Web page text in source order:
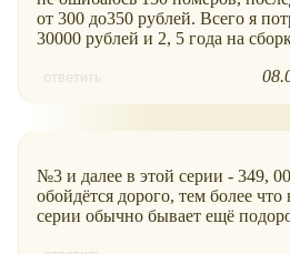
от 300 до350 рублей. Всего я
30000 рублей и 2, 5 года на
ответить
№3 и далее в этой серии - 349,
обойдётся дорого, тем более что
серии обычно бывает ещё